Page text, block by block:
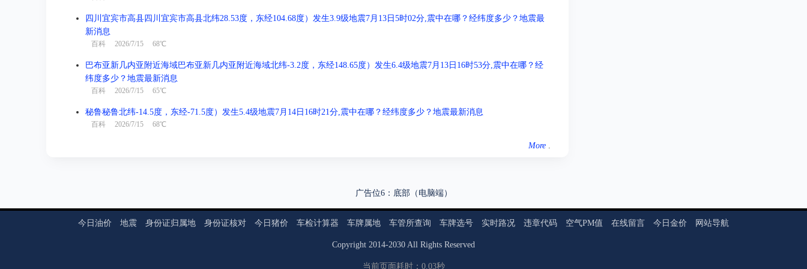
四川宜宾市高县四川宜宾市高县北纬28.53度，东经104.68度）发生3.9级地震7月13日5时02分,震中在哪？经纬度多少？地震最
新消息
百科 2026/7/15 68℃
巴布亚新几内亚附近海域巴布亚新几内亚附近海域北纬-3.2度，东经148.65度）发生6.4级地震7月13日16时53分,震中在哪？经
纬度多少？地震最新消息
百科 2026/7/15 65℃
秘鲁秘鲁北纬-14.5度，东经-71.5度）发生5.4级地震7月14日16时21分,震中在哪？经纬度多少？地震最新消息
百科 2026/7/15 68℃
More
广告位6：底部（电脑端）
今日油价 地震 身份证归属地 身份证核对 今日猪价 车检计算器 车牌属地 车管所查询 车牌选号 实时路况 违章代码 空气PM值 在线留言 今日金价 网站导航
Copyright 2014-2030 All Rights Reserved
当前页面耗时：0.03秒